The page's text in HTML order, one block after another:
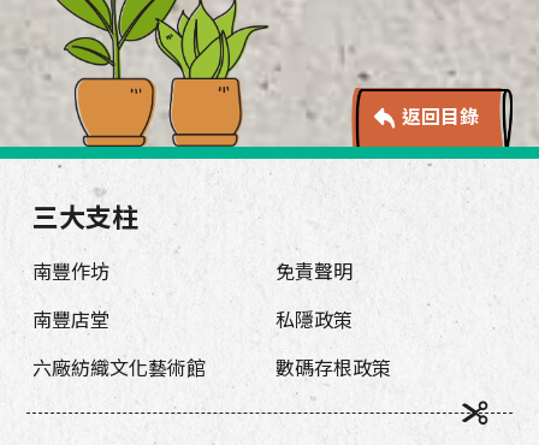
返回目錄
三大支柱
南豐作坊
南豐店堂
六廠紡織文化藝術館
免責聲明
私隱政策
數碼存根政策